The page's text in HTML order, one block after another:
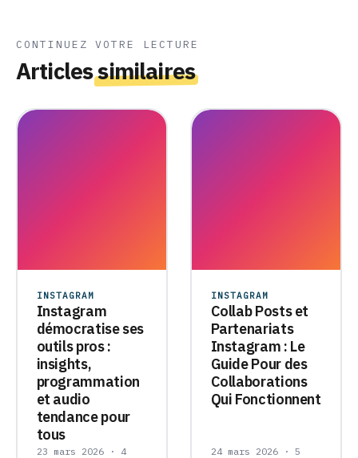
CONTINUEZ VOTRE LECTURE
Articlessimilaires
INSTAGRAM
Instagram
démocratise ses
outils pros :
insights,
programmation
et audio
tendance pour
tous
23 mars 2026 · 4
INSTAGRAM
Collab Posts et
Partenariats
Instagram : Le
Guide Pour des
Collaborations
Qui Fonctionnent
24 mars 2026 · 5